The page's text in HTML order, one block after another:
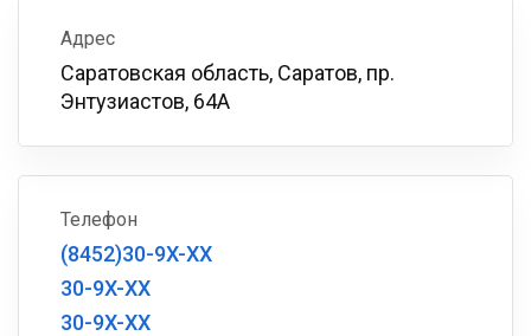
Адрес
Саратовская область, Саратов, пр.
Энтузиастов, 64A
Телефон
(8452)30-9X-XX
30-9X-XX
30-9X-XX